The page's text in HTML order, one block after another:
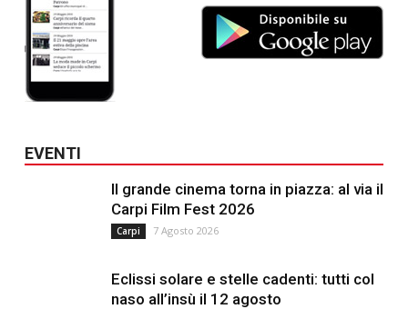
EVENTI
Il grande cinema torna in piazza: al via il
Carpi Film Fest 2026
Carpi 7 Agosto 2026
Eclissi solare e stelle cadenti: tutti col
naso all’insù il 12 agosto